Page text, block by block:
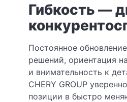
Гибкость —
Постоянное
решений, ориентация
и внимательность к
CHERY GROUP
позиции в быстро